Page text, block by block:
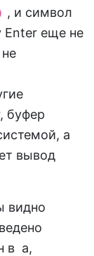
, и символ
Enter еще не
буфер
а
вывод
видно
в a,